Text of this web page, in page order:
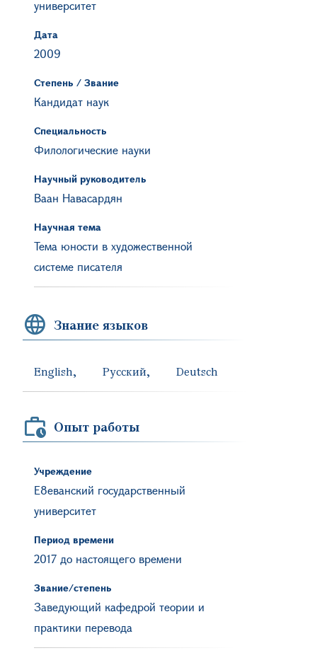
университет
Дата
2009
Степень / Звание
Кандидат наук
Специальность
Филологические науки
Научный руководитель
Ваан Навасардян
Научная тема
Тема юности в художественной
системе писателя
Знание языков
English Русский Deutsch
Опыт работы
Учреждение
Е8еванский государственный
университет
Период времени
2017 до настоящего времени
Звание/степень
Заведующий кафедрой теории и
практики перевода